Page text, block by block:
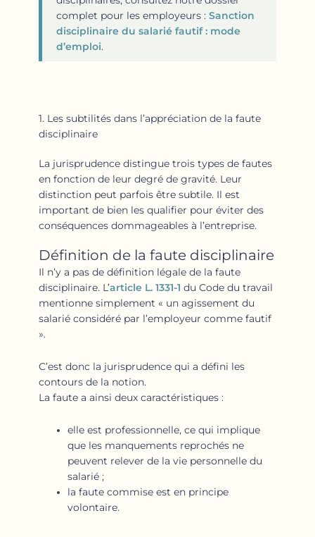
complet pour les employeurs : Sanction
disciplinaire du salarié fautif : mode
d’emploi.
1. Les subtilités dans l’appréciation de la faute
disciplinaire
La jurisprudence distingue trois types de fautes
en fonction de leur degré de gravité. Leur
distinction peut parfois être subtile. Il est
important de bien les qualifier pour éviter des
conséquences dommageables à l’entreprise.
Définition de la faute disciplinaire
Il n’y a pas de définition légale de la faute
disciplinaire. L’article L. 1331-1 du Code du travail
mentionne simplement « un agissement du
salarié considéré par l’employeur comme fautif
».
C’est donc la jurisprudence qui a défini les
contours de la notion.
La faute a ainsi deux caractéristiques :
elle est professionnelle, ce qui implique
que les manquements reprochés ne
peuvent relever de la vie personnelle du
salarié ;
la faute commise est en principe
volontaire.